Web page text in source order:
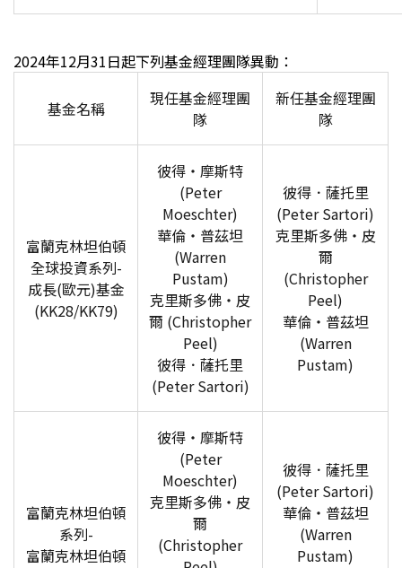
2024年12月31日起下列基金經理團隊異動：
基金名稱
現任基金經理團
隊
新任基金經理團
隊
富蘭克林坦伯頓
全球投資系列-
成長(歐元)基金
(KK28/KK79)
彼得‧摩斯特
(Peter
Moeschter)
華倫‧普茲坦
(Warren
Pustam)
克里斯多佛‧皮
爾 (Christopher
Peel)
彼得．薩托里
(Peter Sartori)
彼得．薩托里
(Peter Sartori)
克里斯多佛‧皮
爾
(Christopher
Peel)
華倫‧普茲坦
(Warren
Pustam)
富蘭克林坦伯頓
系列-
富蘭克林坦伯頓
彼得‧摩斯特
(Peter
Moeschter)
克里斯多佛‧皮
爾
(Christopher
彼得．薩托里
(Peter Sartori)
華倫‧普茲坦
(Warren
Pustam)